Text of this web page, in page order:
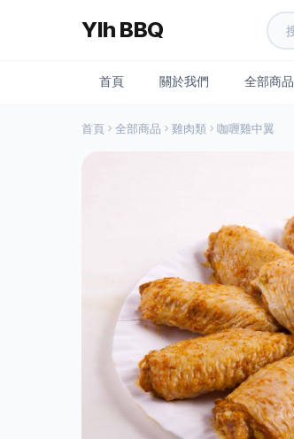
Ylh BBQ
首頁 關於我們 全部商品
首頁 全部商品 雞肉類 咖喱雞中翼